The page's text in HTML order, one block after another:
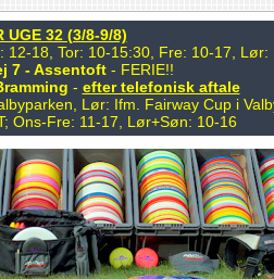
UGE 32 (3/8-9/8)
12-18, Tor: 10-15:30, Fre: 10-17, Lør:
7 - Assentoft - FERIE!!
- efter telefonisk aftale
Lør: Ifm. Fairway Cup i
Ons-Fre: 11-17, Lør+Søn: 10-16